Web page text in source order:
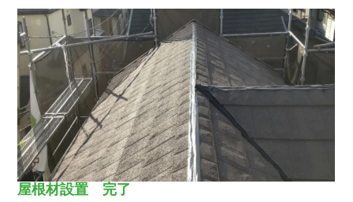
屋根材設置 完了